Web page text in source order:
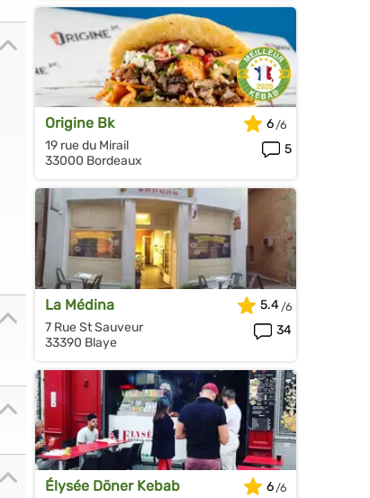
Origine Bk
19 rue du Mirail
33000 Bordeaux
6
5
La Médina
7 Rue St Sauveur
33390 Blaye
5.4
34
Élysée Döner Kebab
6